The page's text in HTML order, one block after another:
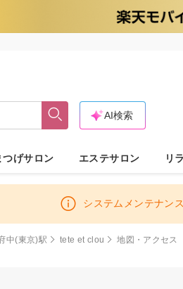
AI検索
つげサロン エステサロン リ
システムメンテナン
中(東京)駅 tete et clou 地図・アクセス